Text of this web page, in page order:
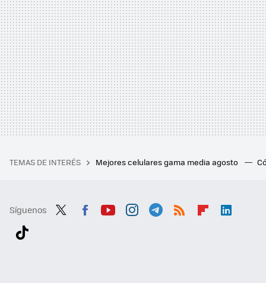
TEMAS DE INTERÉS Mejores celulares gama media agosto
Síguenos